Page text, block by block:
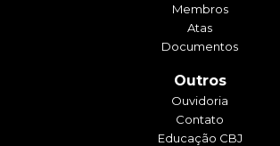
Membros
Atas
Documentos
Outros
Ouvidoria
Contato
Educação CBJ